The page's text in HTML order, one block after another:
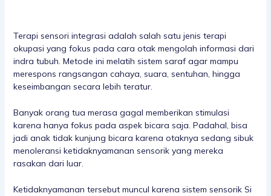
Terapi sensori integrasi adalah salah satu jenis terapi
okupasi yang fokus pada cara otak mengolah informasi dari
indra tubuh. Metode ini melatih sistem saraf agar mampu
merespons rangsangan cahaya, suara, sentuhan, hingga
keseimbangan secara lebih teratur.
Banyak orang tua merasa gagal memberikan stimulasi
karena hanya fokus pada aspek bicara saja. Padahal, bisa
jadi anak tidak kunjung bicara karena otaknya sedang sibuk
menoleransi ketidaknyamanan sensorik yang mereka
rasakan dari luar.
Ketidaknyamanan tersebut muncul karena sistem sensorik Si